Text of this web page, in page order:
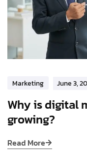
Marketing June 3,
Why is digital
growing?
Read More